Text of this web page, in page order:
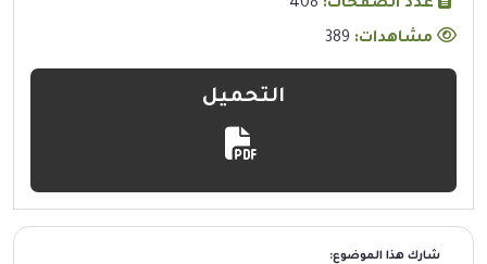
عدد الصفحات: 408
مشاهدات:
التحميل
شارك هذا الموضوع: